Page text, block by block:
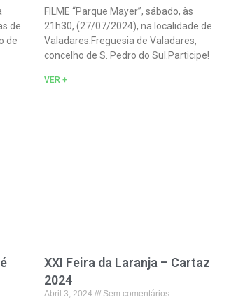
de
de
FILME “Parque Mayer”, sábado, às
21h30, (27/07/2024), na localidade de
Valadares.Freguesia de Valadares,
concelho de S. Pedro do Sul.Participe!
VER +
XXI Feira da Laranja – Cartaz
2024
Abril 3, 2024 Sem comentários